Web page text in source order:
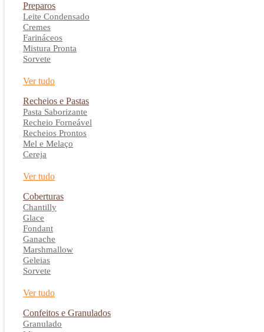
Preparos
Leite Condensado
Cremes
Farináceos
Mistura Pronta
Sorvete
Ver tudo
Recheios e Pastas
Pasta Saborizante
Recheio Forneável
Recheios Prontos
Mel e Melaço
Cereja
Ver tudo
Coberturas
Chantilly
Glace
Fondant
Ganache
Marshmallow
Geleias
Sorvete
Ver tudo
Confeitos e Granulados
Granulado